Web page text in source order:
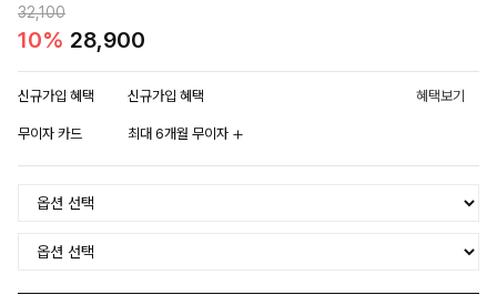
32,100
10% 28,900
신규가입 혜택 신규가입 혜택 혜택보기
무이자 카드 최대 6개월 무이자